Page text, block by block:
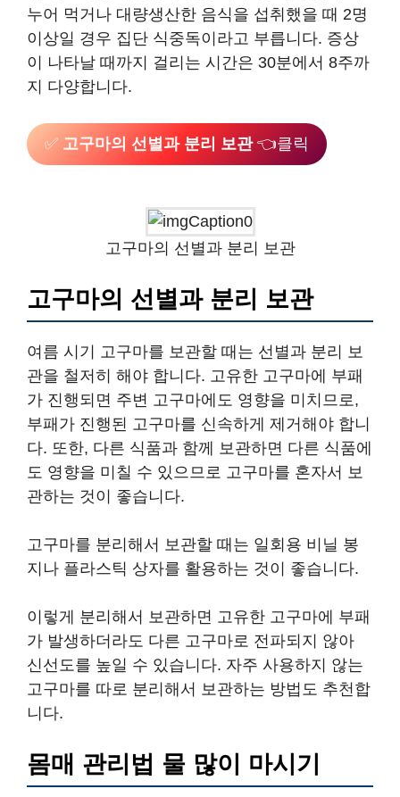
누어 먹거나 대량생산한 음식을 섭취했을 때 2명
이상일 경우 집단 식중독이라고 부릅니다. 증상
이 나타날 때까지 걸리는 시간은 30분에서 8주까
지 다양합니다.
✅ 고구마의 선별과 분리 보관👈클릭
고구마의 선별과 분리 보관
고구마의 선별과 분리 보관
여름 시기 고구마를 보관할 때는 선별과 분리 보
관을 철저히 해야 합니다. 고유한 고구마에 부패
가 진행되면 주변 고구마에도 영향을 미치므로,
부패가 진행된 고구마를 신속하게 제거해야 합니
다. 또한, 다른 식품과 함께 보관하면 다른 식품에
도 영향을 미칠 수 있으므로 고구마를 혼자서 보
관하는 것이 좋습니다.
고구마를 분리해서 보관할 때는 일회용 비닐 봉
지나 플라스틱 상자를 활용하는 것이 좋습니다.
이렇게 분리해서 보관하면 고유한 고구마에 부패
가 발생하더라도 다른 고구마로 전파되지 않아
신선도를 높일 수 있습니다. 자주 사용하지 않는
고구마를 따로 분리해서 보관하는 방법도 추천합
니다.
몸매 관리법 물 많이 마시기